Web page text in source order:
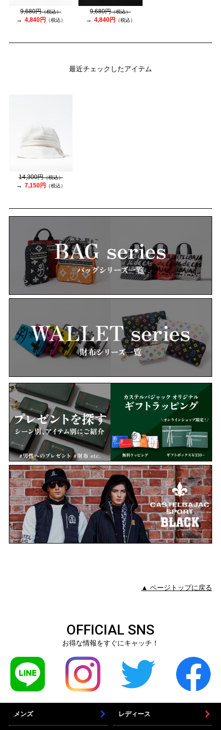
9,680円（税込）
4,840円 （税込）
9,680円（税込）
4,840円 （税込）
最近チェックしたアイテム
14,300円（税込）
7,150円 （税込）
▲ ページトップに戻る
OFFICIAL SNS
お得な情報をすぐにキャッチ！
メンズ レディース